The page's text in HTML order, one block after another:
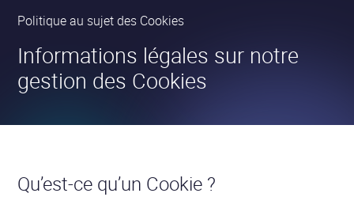
Revatis
•
Politique au sujet des Cookies
•Informations légales sur notre
gestion des Cookies
Qu’est-ce qu’un Cookie ?